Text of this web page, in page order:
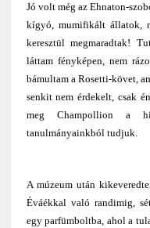
Jó volt még az Ehnaton-
kígyó, mumifikált állatok,
keresztül megmaradtak!
láttam fényképen, nem
bámultam a Rosetti-követ,
senkit nem érdekelt, csak
meg Champollion a
tanulmányainkból tudjuk.
A múzeum után
Éváékkal való randimig,
egy parfümboltba, ahol a